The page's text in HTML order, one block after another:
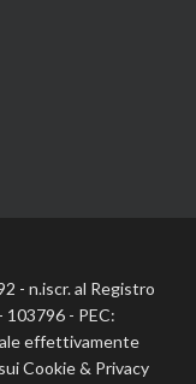
- n.iscr. al Registro
103796 - PEC:
effettivamente
Cookie& Privacy